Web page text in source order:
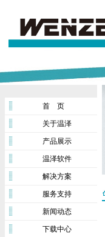
首 页
关于温泽
产品展示
温泽软件
解决方案
服务支持
新闻动态
下载中心